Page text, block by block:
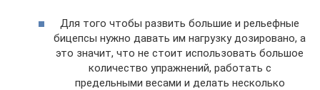
Для того чтобы развить большие и рельефные
бицепсы нужно давать им нагрузку дозировано, а
это значит, что не стоит использовать большое
количество упражнений, работать с
предельными весами и делать несколько